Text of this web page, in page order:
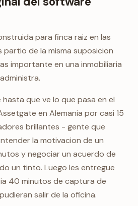
para finca raiz en las
de la misma suposicion
importante en una inmobiliaria
que ve lo que pasa en el
en Alemania por casi 15
brillantes - gente que
la motivacion de un
y negociar un acuerdo de
un tinto. Luego les entregue
40 minutos de captura de
salir de la oficina.